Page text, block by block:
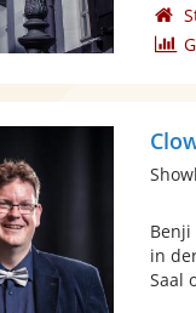
in
Saal